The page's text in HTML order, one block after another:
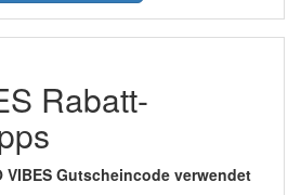
Rabatt-
VIBES Gutscheincode verwendet